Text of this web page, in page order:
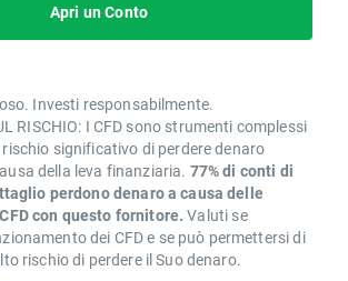
Apri un Conto
Investi responsabilmente.
RISCHIO: I CFD sono strumenti complessi
significativo di perdere denaro
della leva finanziaria. 77% di conti di
perdono denaro a causa delle
con questo fornitore. Valuti se
dei CFD e se può permettersi di
rischio di perdere il Suo denaro.